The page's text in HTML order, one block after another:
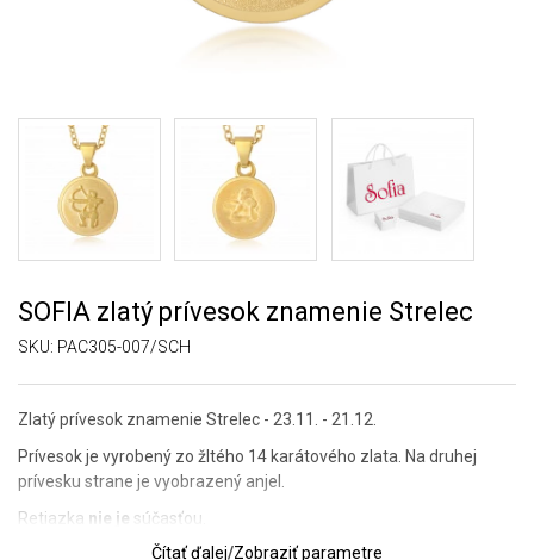
SOFIA zlatý prívesok znamenie Strelec
SKU: PAC305-007/SCH
Zlatý prívesok znamenie Strelec - 23.11. - 21.12.
Prívesok je vyrobený zo žltého 14 karátového zlata. Na druhej
prívesku strane je vyobrazený anjel.
Retiazka nie je súčasťou.
Čítať ďalej/Zobraziť parametre